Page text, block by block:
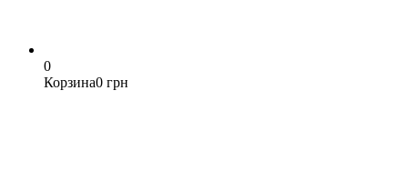
0
Корзина0 грн